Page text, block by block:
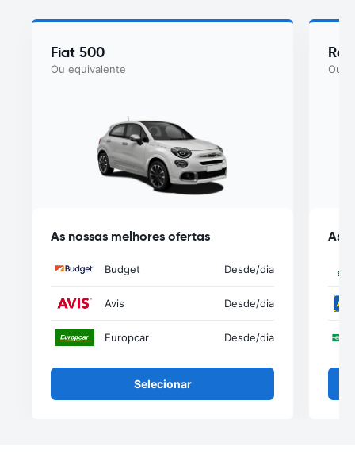
Fiat 500
Ou equivalente
As nossas melhores ofertas
Budget Desde/dia
Avis Desde/dia
Europcar Desde/dia
Selecionar
Ou
As